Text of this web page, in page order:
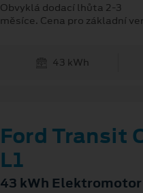
Obvyklá dodací lhůta 2-3
měsíce. Cena pro základní
43 kWh
Ford Transit
L1
43 kWh